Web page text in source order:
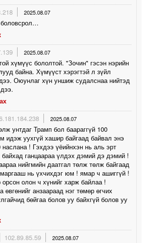
2025.08.07
2025.08.07
хүмүүс бололтой. "Зочин" гэсэн нэрийн
байна. Хүмүүст хэрэгтэй л зүйл
Оюунлаг хүн уншиж судалснаа нийтэд
2025.08.07
унтдаг Трамп бол баараггүй 100
идэж уухгүй хашир байгаад байвал энэ
наслана ! Гэхдээ үёийнхэн нь аль эрт
байхад ганцаараа үлдэх дэмий дэ дэмий !
нийгмийн даатгал төлж төлж байгаад
маргааш нь үхчихдэг юм ! ямар ч ашиггүй !
олон ч хүнийг харж байлаа !
өвгөнийг анзаараад нэг төмөр өгчих
бөйгаа болов уу байхгүй болов уу
102.89.85.59 2025.08.07